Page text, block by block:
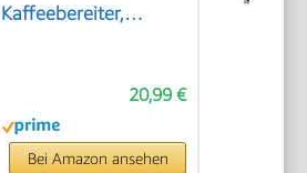
Kaffeebereiter,
Filtrationssystem –
Doppelwandig
Isolierte Kaffettiere
20,99 €
Bei Amazon ansehen